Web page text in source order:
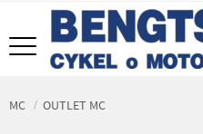
Meny
MC OUTLET MC